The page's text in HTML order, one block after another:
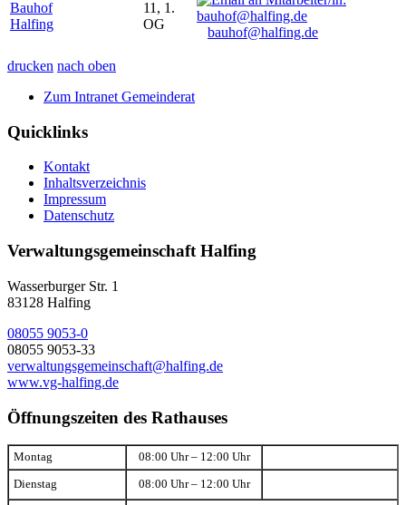
Bauhof
Halfing
11, 1.
OG
bauhof@halfing.de
drucken nach oben
Zum Intranet Gemeinderat
Quicklinks
Kontakt
Inhaltsverzeichnis
Impressum
Datenschutz
Verwaltungsgemeinschaft Halfing
Wasserburger Str. 1
83128 Halfing
08055 9053-0
08055 9053-33
verwaltungsgemeinschaft@halfing.de
www.vg-halfing.de
Öffnungszeiten des Rathauses
Montag 08:00 Uhr – 12:00 Uhr
Dienstag 08:00 Uhr – 12:00 Uhr